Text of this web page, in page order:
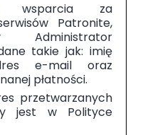
wsparcia za
Patronite,
Administrator
takie jak: imię
e-mail oraz
płatności.
przetwarzanych
jest w Polityce